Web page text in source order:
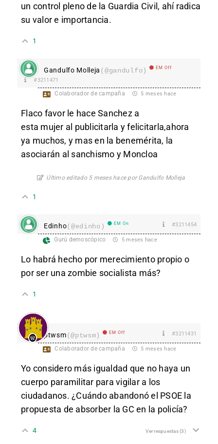
un control pleno de la Guardia Civil, ahí radica
su valor e importancia.
1
Gandulfo Molleja (@gandulfo) EM Off
#3211471
Colaborador de campaña 5 meses hace
Flaco favor le hace Sanchez a
esta mujer al publicitarla y felicitarla,ahora
ya muchos, y mas en la benemérita, la
asociarán al sanchismo y Moncloa
Último editado 5 meses hace por Gandulfo Molleja
1
Edinho(@edinho) EM On #3211454
Gurú demoscópico 5 meses hace
Lo habrá hecho por merecimiento propio o
por ser una zombie socialista más?
1
ptwsm(@ptwsm) EM Off #3211431
Colaborador de campaña 5 meses hace
Yo considero más igualdad que no haya un
cuerpo paramilitar para vigilar a los
ciudadanos. ¿Cuándo abandonó el PSOE la
propuesta de absorber la GC en la policía?
4 Ver respuestas(3)